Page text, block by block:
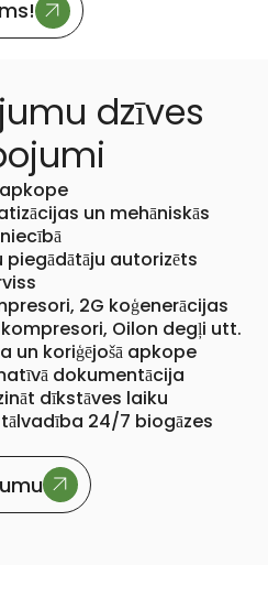
dzīves
un mehāniskās
autorizēts
2G koģenerācijas
Oilon degļi utt.
un koriģējošā apkope
dokumentācija
dīkstāves laiku
24/7 biogāzes